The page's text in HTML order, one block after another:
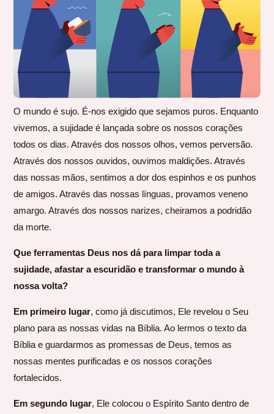
O mundo é sujo. É-nos exigido que sejamos puros. Enquanto
vivemos, a sujidade é lançada sobre os nossos corações
todos os dias. Através dos nossos olhos, vemos perversão.
Através dos nossos ouvidos, ouvimos maldições. Através
das nossas mãos, sentimos a dor dos espinhos e os punhos
de amigos. Através das nossas línguas, provamos veneno
amargo. Através dos nossos narizes, cheiramos a podridão
da morte.
Que ferramentas Deus nos dá para limpar toda a
sujidade, afastar a escuridão e transformar o mundo à
nossa volta?
Em primeiro lugar, como já discutimos, Ele revelou o Seu
plano para as nossas vidas na Bíblia. Ao lermos o texto da
Bíblia e guardarmos as promessas de Deus, temos as
nossas mentes purificadas e os nossos corações
fortalecidos.
Em segundo lugar, Ele colocou o Espírito Santo dentro de